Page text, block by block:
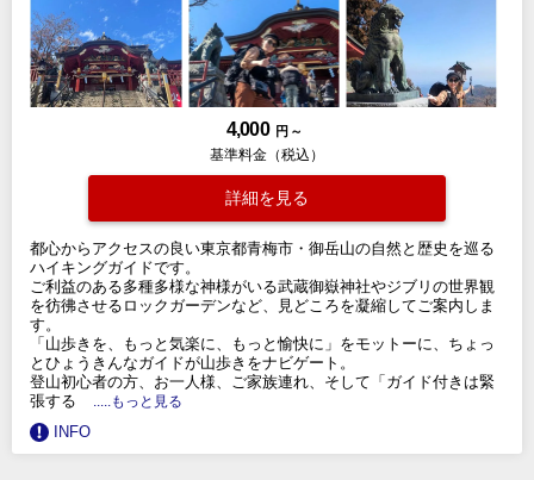
4,000 円 ～
基準料金（税込）
詳細を見る
都心からアクセスの良い東京都青梅市・御岳山の自然と歴史を巡る
ハイキングガイドです。
ご利益のある多種多様な神様がいる武蔵御嶽神社やジブリの世界観
を彷彿させるロックガーデンなど、見どころを凝縮してご案内しま
す。
「山歩きを、もっと気楽に、もっと愉快に」をモットーに、ちょっ
とひょうきんなガイドが山歩きをナビゲート。
登山初心者の方、お一人様、ご家族連れ、そして「ガイド付きは緊
張する
.....もっと見る
INFO